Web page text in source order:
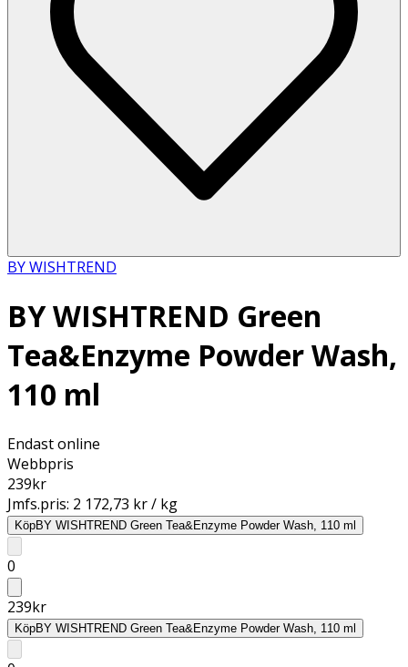
BY WISHTREND
BY WISHTREND Green
Tea&Enzyme Powder Wash,
110 ml
Endast online
Webbpris
239kr
Jmfs.pris: 2 172,73 kr / kg
KöpBY WISHTREND Green Tea&Enzyme Powder Wash, 110 ml
0
239kr
KöpBY WISHTREND Green Tea&Enzyme Powder Wash, 110 ml